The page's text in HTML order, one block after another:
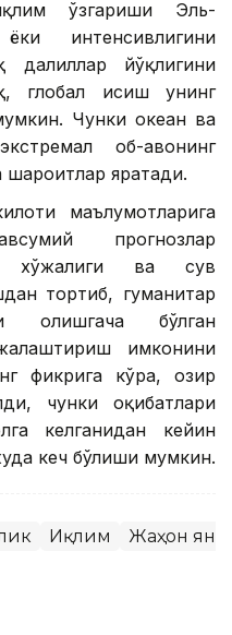
ўзгариши Эль-
интенсивлигини
далиллар йўқлигини
глобал исиш унинг
Чунки океан ва
об-ҳавонинг
яратади.
маълумотларига
прогнозлар
хўжалиги ва сув
тортиб, гуманитар
олишгача бўлган
имконини
фикрига кўра, ҳозир
чунки оқибатлари
келганидан кейин
кеч бўлиши мумкин.
Иқлим Жаҳон